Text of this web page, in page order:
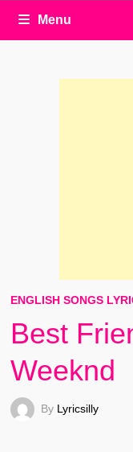
Menu
ENGLISH SONGS
Best
Weeknd
By Lyricsilly